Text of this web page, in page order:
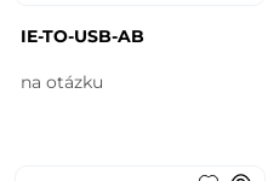
IE-TO-USB-AB
na otázku